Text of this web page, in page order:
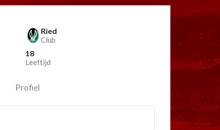
Ried
Club
18
Leeftijd
Profiel